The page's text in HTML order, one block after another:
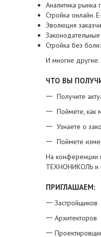
Аналитика рынка
Стройка онлайн.
Эволюция
Стройка без
И многие другие.
ЧТО ВЫ
一 Получите
一 Поймете, как
一 Узнаете о
一 Поймете
На конференции
ТЕХНОНИКОЛЬ и
ПРИГЛАШАЕМ:
一 Застройщиков
一 Архитекторов
一